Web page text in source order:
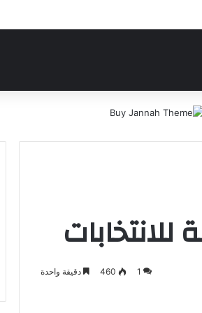
كافل اليتيم
1
460 دقيقة واحدة